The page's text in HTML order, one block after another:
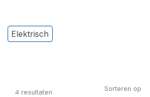
Elektrisch
4 resultaten Sorteren op